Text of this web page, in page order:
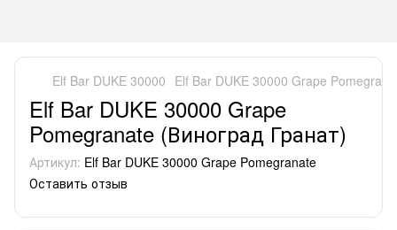
Elf Bar DUKE 30000 Elf Bar DUKE 30000 Grape
Elf Bar DUKE 30000 Grape
Pomegranate (Виноград Гранат)
Артикул: Elf Bar DUKE 30000 Grape Pomegranate
Оставить отзыв